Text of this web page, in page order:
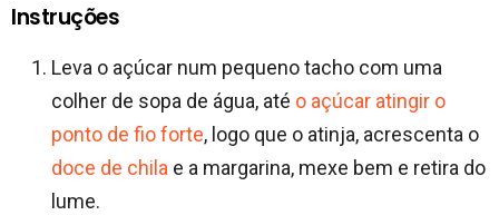
Instruções
Leva o açúcar num pequeno tacho com uma
colher de sopa de água, até o açúcar atingir o
ponto de fio forte, logo que o atinja, acrescenta o
doce de chila e a margarina, mexe bem e retira do
lume.